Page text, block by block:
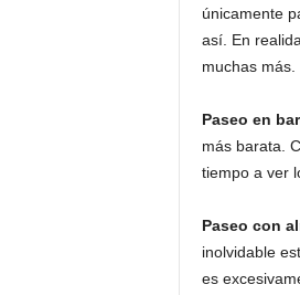
únicamente
así. En
muchas
Paseo en
más barata.
tiempo a ver
Paseo con
inolvidable
es